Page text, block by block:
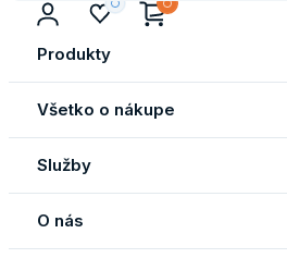
Produkty
Všetko o nákupe
Služby
O nás